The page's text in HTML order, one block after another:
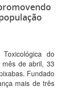
do
mês de abril, 33
Fundado
mais de três